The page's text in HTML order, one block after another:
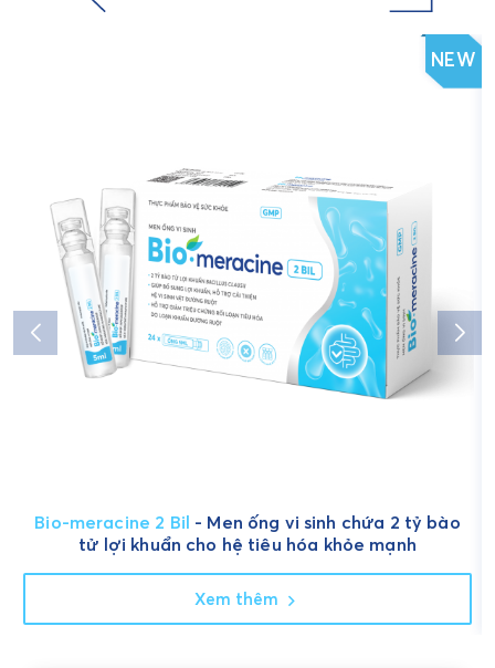
NEW
Bio-meracine 2 Bil - Men ống vi sinh chứa 2 tỷ bào
tử lợi khuẩn cho hệ tiêu hóa khỏe mạnh
Xem thêm